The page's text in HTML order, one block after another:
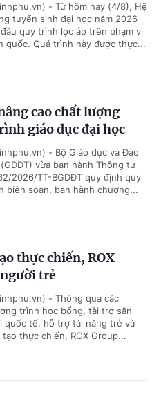
- Từ hôm nay (4/8), Hệ
tuyển sinh đại học năm 2026
quy trình lọc ảo trên phạm vi
quốc. Quá trình này được thực...
cao chất lượng
giáo dục đại học
- Bộ Giáo dục và Đào
vừa ban hành Thông tư
2026/TT-BGDĐT quy định quy
biên soạn, ban hành chương...
thực chiến, ROX
trẻ
- Thông qua các
trình học bổng, tài trợ sân
quốc tế, hỗ trợ tài năng trẻ và
tạo thực chiến, ROX Group...